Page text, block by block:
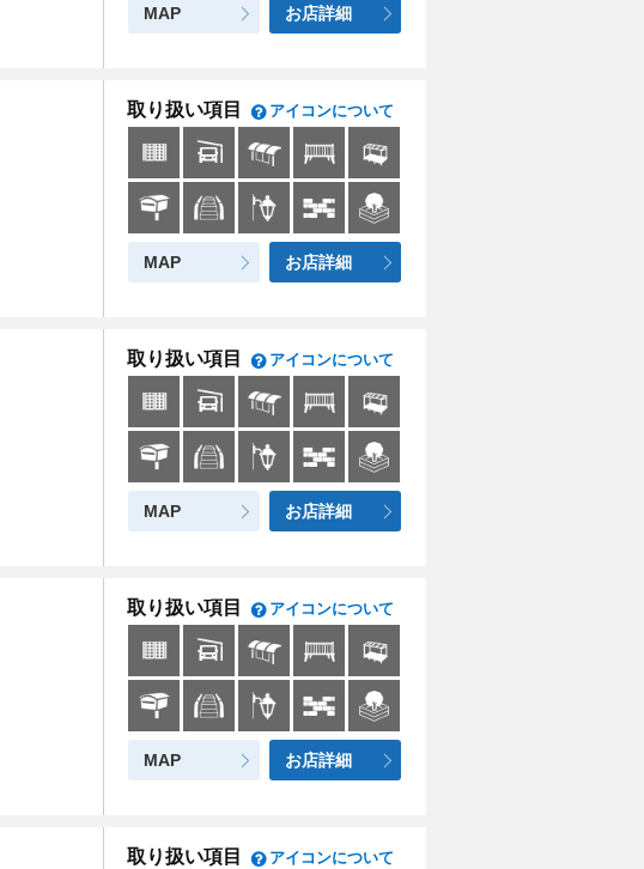
MAP お店詳細
取り扱い項目 アイコンについて
MAP お店詳細
取り扱い項目 アイコンについて
MAP お店詳細
取り扱い項目 アイコンについて
MAP お店詳細
取り扱い項目 アイコンについて